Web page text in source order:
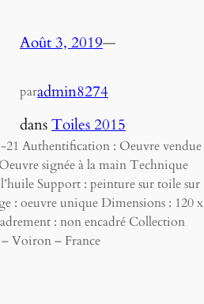
Août 3, 2019—
paradmin8274
dansToiles 2015
Authentification : Oeuvre vendue
signée à la main Technique
Support : peinture sur toile sur
: oeuvre unique Dimensions : 120 x
: non encadré Collection
Voiron – France